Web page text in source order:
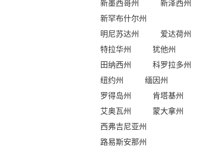
新墨西哥州
新泽西州
新罕布什尔州
明尼苏达州
爱达荷州
特拉华州
犹他州
田纳西州
科罗拉多州
纽约州
缅因州
罗得岛州
肯塔基州
艾奥瓦州
蒙大拿州
西弗吉尼亚州
路易斯安那州